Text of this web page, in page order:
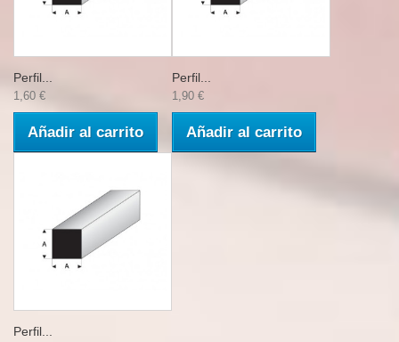
Perfil...
1,60 €
Añadir al carrito
Perfil...
1,90 €
Añadir al carrito
Perfil...